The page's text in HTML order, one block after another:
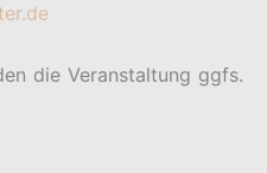
die Veranstaltung ggfs.